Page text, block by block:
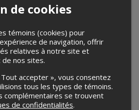
vous:
l'autrice rédige votre lettre pour
de corrections et approbation
de cookies
témoins (cookies) pour
de navigation, offrir
relatives à notre site et
nos sites.
Tout accepter », vous consentez
tous les types de témoins.
complémentaires se trouvent
de confidentialités.